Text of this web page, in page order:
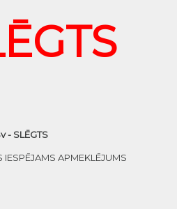
- SLĒGTS
IESPĒJAMS APMEKLĒJUMS